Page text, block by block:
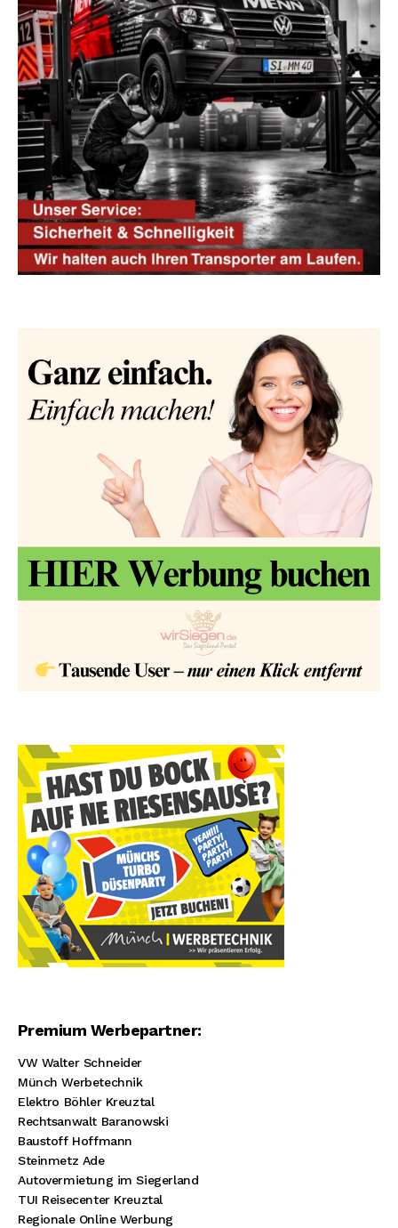
Premium Werbepartner:
VW Walter Schneider
Münch Werbetechnik
Elektro Böhler Kreuztal
Rechtsanwalt Baranowski
Baustoff Hoffmann
Steinmetz Ade
Autovermietung im Siegerland
TUI Reisecenter Kreuztal
Regionale Online Werbung